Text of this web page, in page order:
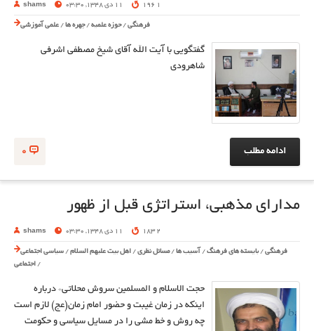
shams 11 دی 1348, 03:30 1 196
فرهنگی /حوزه علمیه /چهره ها / علمی آموزشی
گفتگویی با آیت الله آقای شیخ مصطفی اشرفی
شاهرودی
0 ادامه مطلب
مدارای مذهبی، استراتژی قبل از ظهور
shams 11 دی 1348, 03:30 2 183
فرهنگی /بایسته های فرهنگ / آسیب ها /مسائل نظری / اهل بیت علیهم السلام / سیاسی اجتماعی
/ اجتماعی
حجت الاسلام و المسلمین سروش محلاتی* درباره
اینکه در زمان غیبت و حضور امام زمان(عج) لازم است
چه روش و خط مشی را در مسایل سیاسی و حکومت